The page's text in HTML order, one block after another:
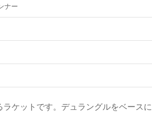
ナー
ケットです。デュラングルをベースに